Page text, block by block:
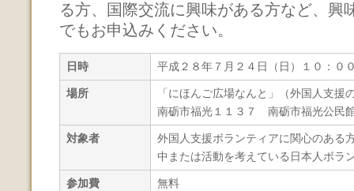
る方、国際交流に興味がある方など、興
でもお申込みください。
日時 平成２８年７月２４日（日）１０：０
場所
「にほんご広場なんと」（外国人支援
南砺市福光１１３７ 南砺市福光公民
対象者
外国人支援ボランティアに関心のある
中または活動を考えている日本人ボラ
参加費 無料